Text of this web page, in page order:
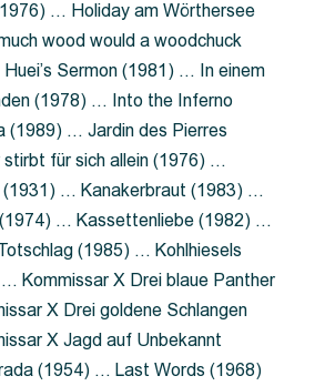
… Holiday am Wörthersee
wood would a woodchuck
Sermon (1981) … In einem
(1978) … Into the Inferno
(1989) … Jardin des Pierres
für sich allein (1976) …
(1931) … Kanakerbraut (1983) …
(1974) … Kassettenliebe (1982) …
(1985) … Kohlhiesels
Kommissar X Drei blaue Panther
X Drei goldene Schlangen
X Jagd auf Unbekannt
(1954) … Last Words (1968)